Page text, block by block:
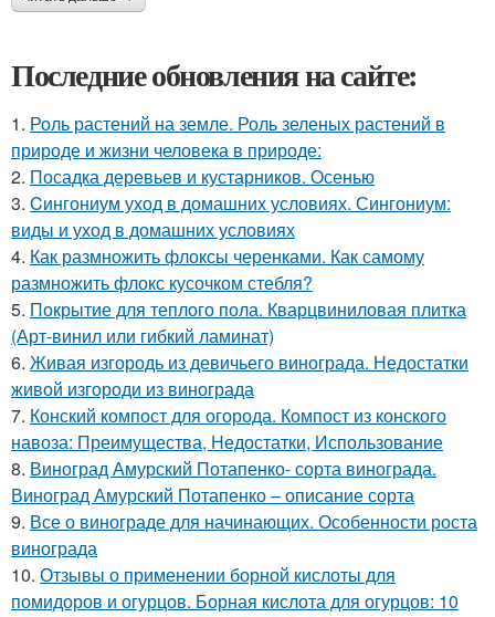
Последние обновления на сайте:
1. Роль растений на земле. Роль зеленых растений в
природе и жизни человека в природе:
2. Посадка деревьев и кустарников. Осенью
3. Cингониум уход в домашних условиях. Сингониум:
виды и уход в домашних условиях
4. Как размножить флоксы черенками. Как самому
размножить флокс кусочком стебля?
5. Покрытие для теплого пола. Кварцвиниловая плитка
(Арт-винил или гибкий ламинат)
6. Живая изгородь из девичьего винограда. Недостатки
живой изгороди из винограда
7. Конский компост для огорода. Компост из конского
навоза: Преимущества, Недостатки, Использование
8. Виноград Амурский Потапенко- сорта винограда.
Виноград Амурский Потапенко – описание сорта
9. Все о винограде для начинающих. Особенности роста
винограда
10. Отзывы о применении борной кислоты для
помидоров и огурцов. Борная кислота для огурцов: 10